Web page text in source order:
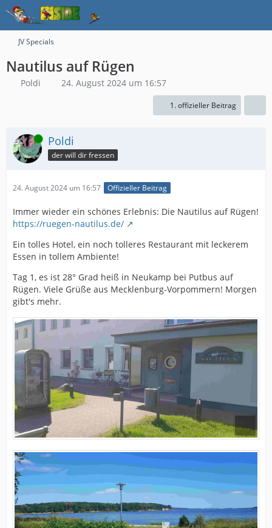
JV Specials
Nautilus auf Rügen
Poldi 24. August 2024 um 16:57
1. offizieller Beitrag
Online Poldi
der will dir fressen
24. August 2024 um 16:57 Offizieller Beitrag
Immer wieder ein schönes Erlebnis: Die Nautilus auf Rügen!
https://ruegen-nautilus.de/
Ein tolles Hotel, ein noch tolleres Restaurant mit leckerem
Essen in tollem Ambiente!
Tag 1, es ist 28° Grad heiß in Neukamp bei Putbus auf
Rügen. Viele Grüße aus Mecklenburg-Vorpommern! Morgen
gibt's mehr.